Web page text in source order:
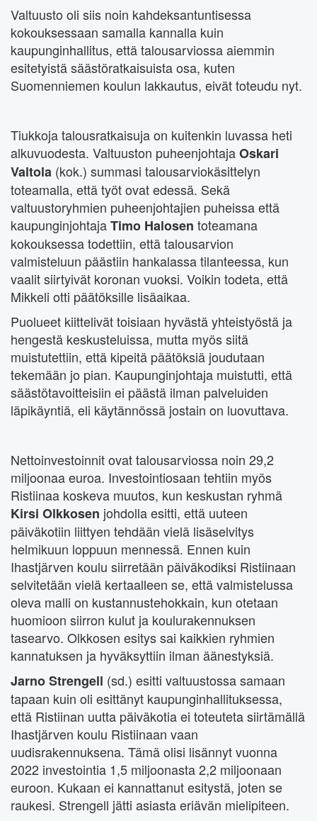
Valtuusto oli siis noin kahdeksantuntisessa
kokouksessaan samalla kannalla kuin
kaupunginhallitus, että talousarviossa aiemmin
esitetyistä säästöratkaisuista osa, kuten
Suomenniemen koulun lakkautus, eivät toteudu nyt.
Tiukkoja talousratkaisuja on kuitenkin luvassa heti
alkuvuodesta. Valtuuston puheenjohtajaOskari
Valtola (kok.) summasi talousarviokäsittelyn
toteamalla, että työt ovat edessä. Sekä
valtuustoryhmien puheenjohtajien puheissa että
kaupunginjohtajaTimo Halosen toteamana
kokouksessa todettiin, että talousarvion
valmisteluun päästiin hankalassa tilanteessa, kun
vaalit siirtyivät koronan vuoksi. Voikin todeta, että
Mikkeli otti päätöksille lisäaikaa.
Puolueet kiittelivät toisiaan hyvästä yhteistyöstä ja
hengestä keskusteluissa, mutta myös siitä
muistutettiin, että kipeitä päätöksiä joudutaan
tekemään jo pian. Kaupunginjohtaja muistutti, että
säästötavoitteisiin ei päästä ilman palveluiden
läpikäyntiä, eli käytännössä jostain on luovuttava.
Nettoinvestoinnit ovat talousarviossa noin 29,2
miljoonaa euroa. Investointiosaan tehtiin myös
Ristiinaa koskeva muutos, kun keskustan ryhmä
Kirsi Olkkosen johdolla esitti, että uuteen
päiväkotiin liittyen tehdään vielä lisäselvitys
helmikuun loppuun mennessä. Ennen kuin
Ihastjärven koulu siirretään päiväkodiksi Ristiinaan
selvitetään vielä kertaalleen se, että valmistelussa
oleva malli on kustannustehokkain, kun otetaan
huomioon siirron kulut ja koulurakennuksen
tasearvo. Olkkosen esitys sai kaikkien ryhmien
kannatuksen ja hyväksyttiin ilman äänestyksiä.
Jarno Strengell (sd.) esitti valtuustossa samaan
tapaan kuin oli esittänyt kaupunginhallituksessa,
että Ristiinan uutta päiväkotia ei toteuteta siirtämällä
Ihastjärven koulu Ristiinaan vaan
uudisrakennuksena. Tämä olisi lisännyt vuonna
2022 investointia 1,5 miljoonasta 2,2 miljoonaan
euroon. Kukaan ei kannattanut esitystä, joten se
raukesi. Strengell jätti asiasta eriävän mielipiteen.